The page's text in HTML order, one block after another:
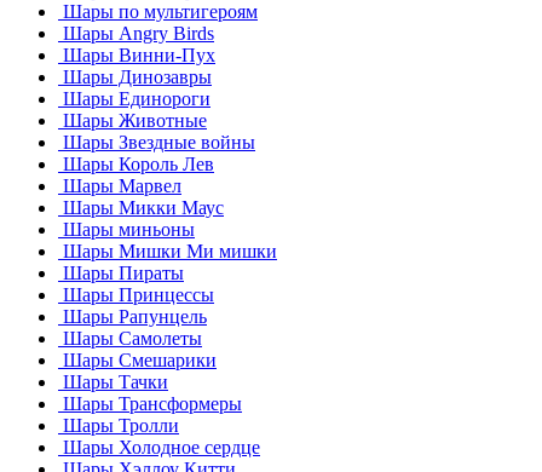
Шары по мультигероям
Шары Angry Birds
Шары Винни-Пух
Шары Динозавры
Шары Единороги
Шары Животные
Шары Звездные войны
Шары Король Лев
Шары Марвел
Шары Микки Маус
Шары миньоны
Шары Мишки Ми мишки
Шары Пираты
Шары Принцессы
Шары Рапунцель
Шары Самолеты
Шары Смешарики
Шары Тачки
Шары Трансформеры
Шары Тролли
Шары Холодное сердце